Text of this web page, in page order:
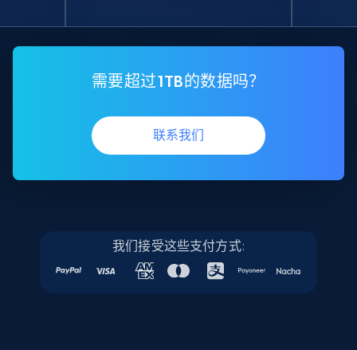
需要超过1TB的数据吗？
联系我们
我们接受这些支付方式: